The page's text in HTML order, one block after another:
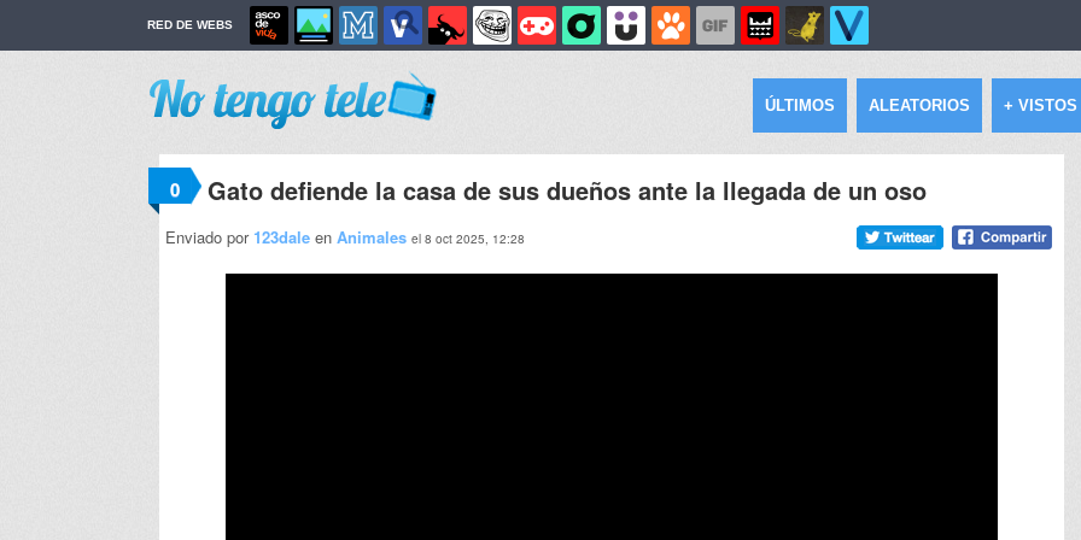
RED DE WEBS
ÚLTIMOS ALEATORIOS + VISTOS
0 Gato defiende la casa de sus dueños ante la llegada de un oso
Enviado por 123dale en Animales el 8 oct 2025, 12:28